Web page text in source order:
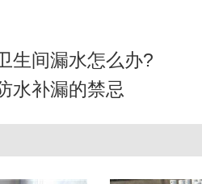
生间漏水怎么办?
水补漏的禁忌